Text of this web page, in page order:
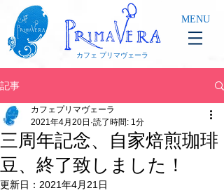
カフェ プリマヴェーラ
MENU
記事
三周年記念、自家焙煎珈琲
豆、終了致しました！
カフェプリマヴェーラ
2021年4月20日 読了時間: 1分
更新日： 2021年4月21日